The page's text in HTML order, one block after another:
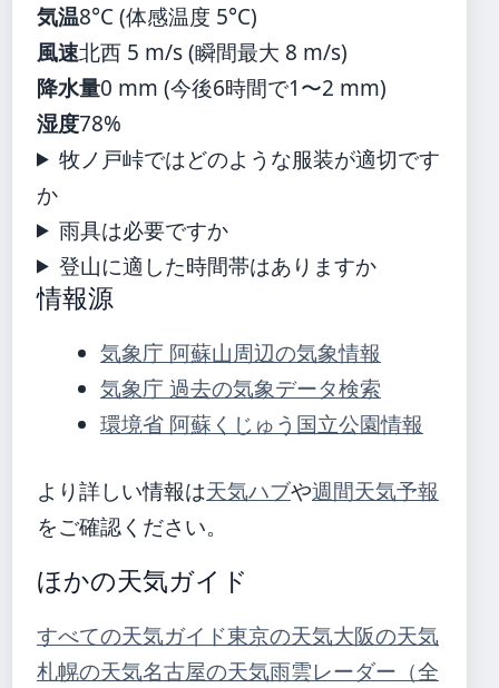
気温8°C (体感温度 5°C)
風速北西 5 m/s (瞬間最大 8 m/s)
降水量0 mm (今後6時間で1〜2 mm)
湿度78%
牧ノ戸峠ではどのような服装が適切です
か
雨具は必要ですか
登山に適した時間帯はありますか
情報源
気象庁 阿蘇山周辺の気象情報
気象庁 過去の気象データ検索
環境省 阿蘇くじゅう国立公園情報
より詳しい情報は天気ハブや週間天気予報
をご確認ください。
ほかの天気ガイド
すべての天気ガイド東京の天気大阪の天気
札幌の天気名古屋の天気雨雲レーダー（全